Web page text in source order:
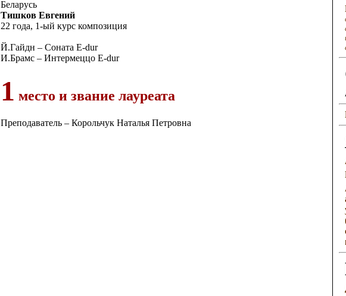
Беларусь
Тишков Евгений
22 года, 1-ый курс композиция
Й.Гайдн – Соната E-dur
И.Брамс – Интермеццо E-dur
1 место и звание лауреата
Преподаватель – Корольчук Наталья Петровна